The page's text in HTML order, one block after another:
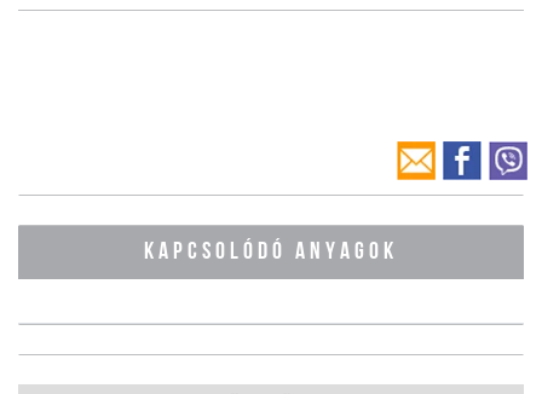
KAPCSOLÓDÓ ANYAGOK